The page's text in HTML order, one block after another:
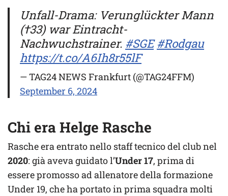
Unfall-Drama: Verunglückter Mann
(†33) war Eintracht-
Nachwuchstrainer. #SGE #Rodgau
https://t.co/A6Ih8r55lF
— TAG24 NEWS Frankfurt (@TAG24FFM)
September 6, 2024
Chi era Helge Rasche
Rasche era entrato nello staff tecnico del club nel
2020: già aveva guidato l’Under 17, prima di
essere promosso ad allenatore della formazione
Under 19, che ha portato in prima squadra molti